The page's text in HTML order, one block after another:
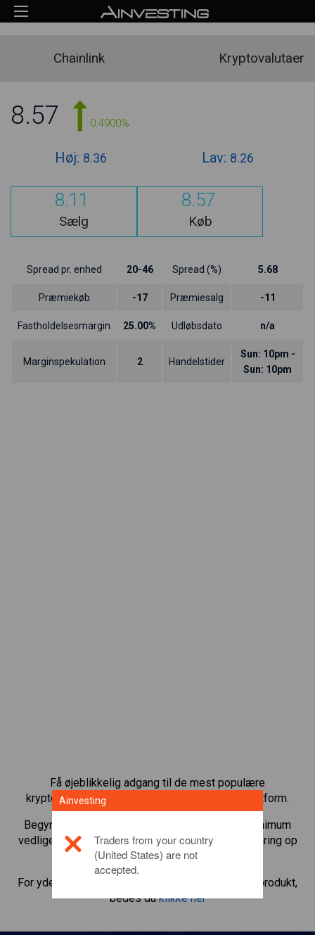
Chainlink Kryptovalutaer
8.57 0.4900%
Høj: 8.36 Lav: 8.26
8.11
Sælg
8.57
Køb
Spread pr. enhed 20-46 Spread (%) 5.68
Præmiekøb -17 Præmiesalg -11
Fastholdelsesmargin 25.00% Udløbsdato n/a
Marginspekulation 2 Handelstider
Sun: 10pm -
Sun: 10pm
Få øjeblikkelig adgang til de mest populære
kryptovalutaer direkte på vores CFD-handelsplatform.
Begynd at handle CFD’er med
med minimum
vedligeholdelsesmargin, bedste eksekvering, gearing op
til 1:200.
For yderligere oplysninger om dette investeringsprodukt,
bedes duklikke her
Ainvesting
Traders from your country
(United States) are not
accepted.